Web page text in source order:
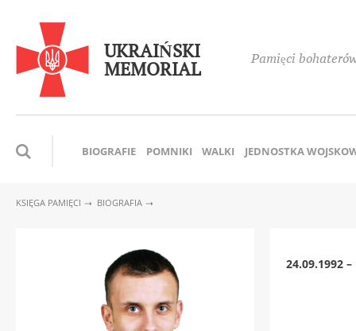
UKRAIŃSKI
MEMORIAL Pamięci
BIOGRAFIE POMNIKI WALKI JEDNOSTKA
KSIĘGA PAMIĘCI BIOGRAFIA
24.09.1992